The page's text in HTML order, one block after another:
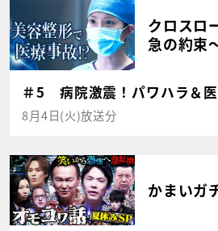
クロスロ
急の約束
＃5 病院激震！パワハラ＆
8月4日(火)放送分
かまいガ